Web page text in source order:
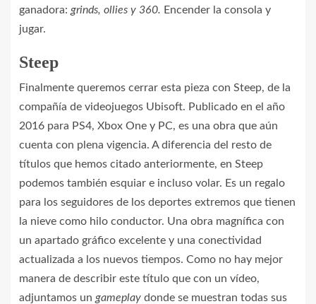
ganadora: grinds, ollies y 360. Encender la consola y
jugar.
Steep
Finalmente queremos cerrar esta pieza con Steep, de la
compañía de videojuegos Ubisoft. Publicado en el año
2016 para PS4, Xbox One y PC, es una obra que aún
cuenta con plena vigencia. A diferencia del resto de
títulos que hemos citado anteriormente, en Steep
podemos también esquiar e incluso volar. Es un regalo
para los seguidores de los deportes extremos que tienen
la nieve como hilo conductor. Una obra magnífica con
un apartado gráfico excelente y una conectividad
actualizada a los nuevos tiempos. Como no hay mejor
manera de describir este título que con un vídeo,
adjuntamos un gameplay donde se muestran todas sus